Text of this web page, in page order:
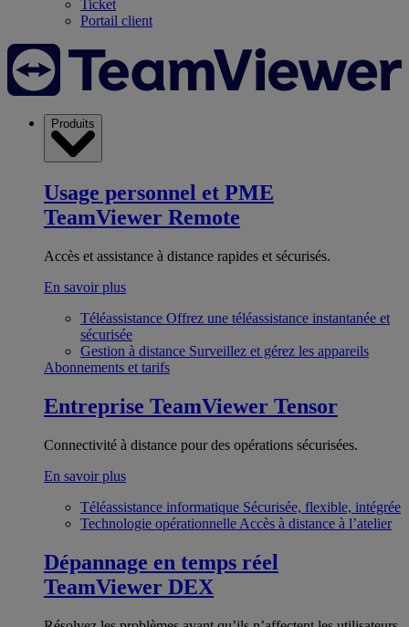
Ticket
Portail client
Produits
Usage personnel et PME
TeamViewer Remote
Accès et assistance à distance rapides et sécurisés.
En savoir plus
Téléassistance Offrez une téléassistance instantanée et
sécurisée
Gestion à distance Surveillez et gérez les appareils
Abonnements et tarifs
Entreprise TeamViewer Tensor
Connectivité à distance pour des opérations sécurisées.
En savoir plus
Téléassistance informatique Sécurisée, flexible, intégrée
Technologie opérationnelle Accès à distance à l’atelier
Dépannage en temps réel
TeamViewer DEX